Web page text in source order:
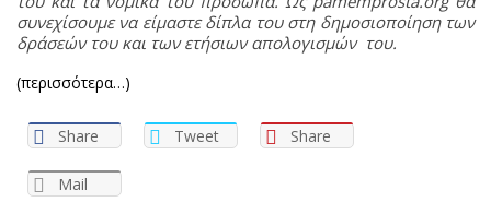
συνεχίσουμε να είμαστε δίπλα του στη δημοσιοποίηση των
δράσεών του και των ετήσιων απολογισμών του.
(περισσότερα…)
Share Tweet Share
Mail